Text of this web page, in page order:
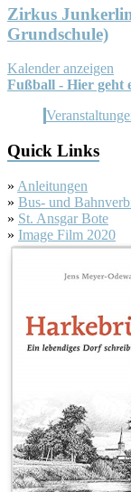
Zirkus
Grundschule)
Kalender anzeigen
Fußball - Hier geht
Quick Links
» Anleitungen
» Bus- und
» St. Ansgar Bote
» Image Film 2020